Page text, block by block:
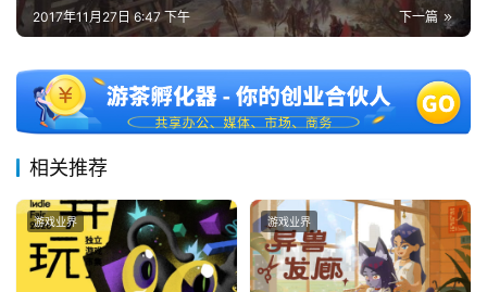
0
2
5
第
届
金
茶
奖
下一篇
2017年11月27日 6:47 下午
相关推荐
游戏业界 游戏业界